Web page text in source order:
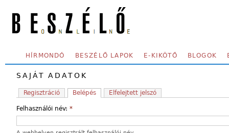
SECONDARY MENU
HÍRMONDÓ BESZÉLŐ LAPOK E-KIKÖTŐ BLOGOK
SAJÁT ADATOK
Regisztráció Belépés Elfelejtett jelszó
Felhasználói név: *